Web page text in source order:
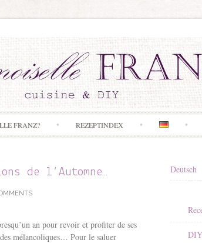
FRANZ? REZEPTINDEX
de l’Automne…
an pour revoir et profiter de ses
mélancoliques… Pour le saluer
Deutsch
DIY